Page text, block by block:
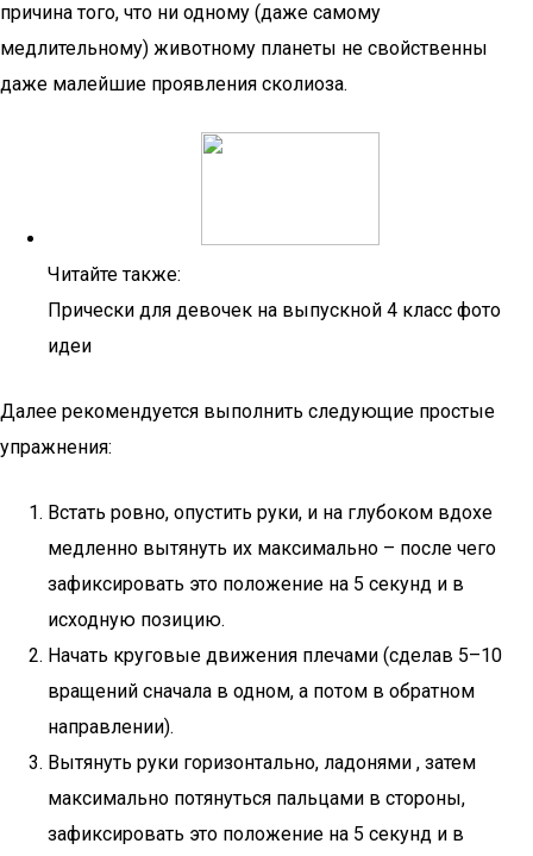
причина того, что ни одному (даже самому
медлительному) животному планеты не свойственны
даже малейшие проявления сколиоза.
Читайте также:
Прически для девочек на выпускной 4 класс фото
идеи
Далее рекомендуется выполнить следующие простые
упражнения:
Встать ровно, опустить руки, и на глубоком вдохе
медленно вытянуть их максимально – после чего
зафиксировать это положение на 5 секунд и в
исходную позицию.
Начать круговые движения плечами (сделав 5–10
вращений сначала в одном, а потом в обратном
направлении).
Вытянуть руки горизонтально, ладонями , затем
максимально потянуться пальцами в стороны,
зафиксировать это положение на 5 секунд и в